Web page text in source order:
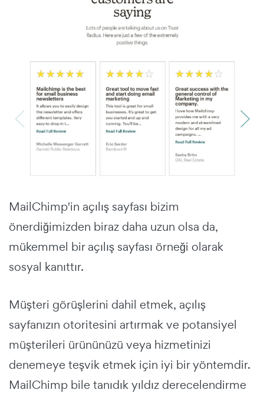
MailChimp'in açılış sayfası bizim
önerdiğimizden biraz daha uzun olsa da,
mükemmel biraçılış sayfası örneği olarak
sosyal kanıttır.
Müşteri görüşlerini dahil etmek, açılış
sayfanızın otoritesini artırmak ve potansiyel
müşterileri ürününüzü veya hizmetinizi
denemeye teşvik etmek için iyi bir yöntemdir.
MailChimp bile tanıdık yıldız derecelendirme